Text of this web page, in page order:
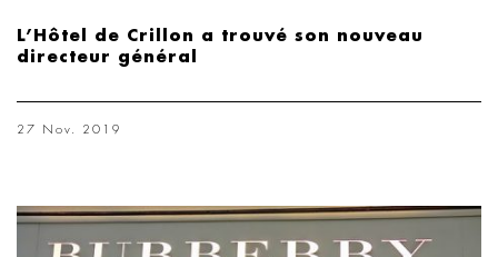
L’Hôtel de Crillon a trouvé son nouveau
directeur général
27 Nov. 2019